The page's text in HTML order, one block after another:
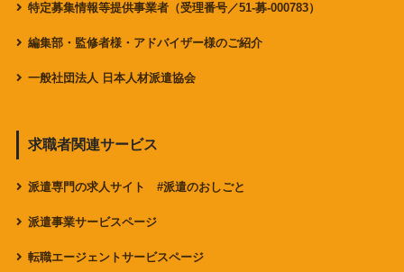
特定募集情報等提供事業者（受理番号／51-募-000783）
編集部・監修者様・アドバイザー様のご紹介
一般社団法人 日本人材派遣協会
求職者関連サービス
派遣専門の求人サイト #派遣のおしごと
派遣事業サービスページ
転職エージェントサービスページ